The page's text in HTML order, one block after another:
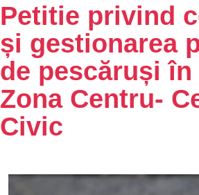
Petitie privind
și gestionarea
de pescăruși
Zona Centru-
Civic